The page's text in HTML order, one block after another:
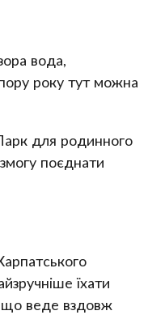
вода,
року тут можна
для родинного
поєднати
їхати
що веде вздовж